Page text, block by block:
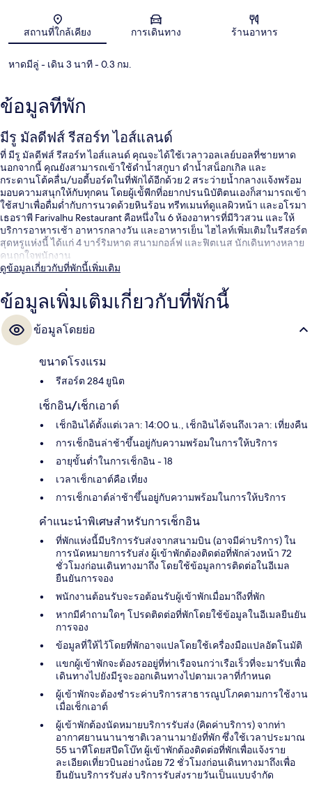
แผนที่
สถานที่ใกล้เคียง การเดินทาง ร้านอาหาร
หาดมีลู่ - เดิน 3 นาที- 0.3 กม.
ข้อมูลที่พัก
มีรู มัลดีฟส์ รีสอร์ท ไอส์แลนด์
ที่ มีรู มัลดีฟส์ รีสอร์ท ไอส์แลนด์ คุณจะได้ใช้เวลาวอลเลย์บอลที่ชายหาด
นอกจากนี้ คุณยังสามารถเข้าใช้ดำน้ำสกูบา ดำน้ำสน็อกเกิล และ
กระดานโต้คลื่น/บอดี้บอร์ดในที่พักได้อีกด้วย 2 สระว่ายน้ำกลางแจ้งพร้อม
มอบความสนุกให้กับทุกคน โดยผู้เข้ัพีกที่อยากปรนนิบัติตนเองก็สามารถเข้า
ใช้สปาเพื่อดื่มด่ำกับการนวดด้วยหินร้อน ทรีทเมนท์ดูแลผิวหน้า และอโรมา
เธอราพี Farivalhu Restaurant คือหนึ่งใน 6 ห้องอาหารที่มีวิวสวน และให้
บริการอาหารเช้า อาหารกลางวัน และอาหารเย็น ไฮไลท์เพิ่มเติมในรีสอร์ต
สุดหรูแห่งนี้ ได้แก่ 4 บาร์ริมหาด สนามกอล์ฟ และฟิตเนส นักเดินทางหลาย
คนถูกใจพนักงาน
ดูข้อมูลเกี่ยวกับที่พักนี้เพิ่มเติม
ข้อมูลเพิ่มเติมเกี่ยวกับที่พักนี้
ข้อมูลโดยย่อ
ขนาดโรงแรม
รีสอร์ต 284 ยูนิต
เช็กอิน/เช็กเอาต์
เช็กอินได้ตั้งแต่เวลา: 14:00 น., เช็กอินได้จนถึงเวลา: เที่ยงคืน
การเช็กอินล่าช้าขึ้นอยู่กับความพร้อมในการให้บริการ
อายุขั้นต่ำในการเช็กอิน - 18
เวลาเช็กเอาต์คือ เที่ยง
การเช็กเอาต์ล่าช้าขึ้นอยู่กับความพร้อมในการให้บริการ
คำแนะนำพิเศษสำหรับการเช็กอิน
ที่พักแห่งนี้มีบริการรับส่งจากสนามบิน (อาจมีค่าบริการ) ใน
การนัดหมายการรับส่ง ผู้เข้าพักต้องติดต่อที่พักล่วงหน้า 72
ชั่วโมงก่อนเดินทางมาถึง โดยใช้ข้อมูลการติดต่อในอีเมล
ยืนยันการจอง
พนักงานต้อนรับจะรอต้อนรับผู้เข้าพักเมื่อมาถึงที่พัก
หากมีคำถามใดๆ โปรดติดต่อที่พักโดยใช้ข้อมูลในอีเมลยืนยัน
การจอง
ข้อมูลที่ให้ไว้โดยที่พักอาจแปลโดยใช้เครื่องมือแปลอัตโนมัติ
แขกผู้เข้าพักจะต้องรออยู่ที่ท่าเรือจนกว่าเรือเร็วที่จะมารับเพื่อ
เดินทางไปยังมีรูจะออกเดินทางไปตามเวลาที่กำหนด
ผู้เข้าพักจะต้องชำระค่าบริการสาธารณูปโภคตามการใช้งาน
เมื่อเช็กเอาต์
ผู้เข้าพักต้องนัดหมายบริการรับส่ง (คิดค่าบริการ) จากท่า
อากาศยานนานาชาติเวลานามายังที่พัก ซึ่งใช้เวลาประมาณ
55 นาทีโดยสปีดโบ๊ท ผู้เข้าพักต้องติดต่อที่พักเพื่อแจ้งราย
ละเอียดเที่ยวบินอย่างน้อย 72 ชั่วโมงก่อนเดินทางมาถึงเพื่อ
ยืนยันบริการรับส่ง บริการรับส่งรายวันเป็นแบบจำกัด